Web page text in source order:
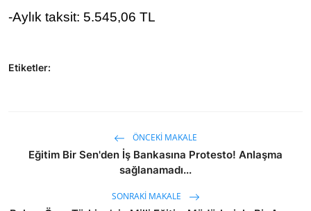
-Aylık taksit: 5.545,06 TL
Etiketler:
ÖNCEKI MAKALE
Eğitim Bir Sen'den İş Bankasına Protesto! Anlaşma
sağlanamadı...
SONRAKI MAKALE